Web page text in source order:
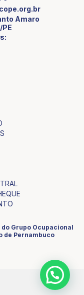
Amaro
do Grupo Ocupacional
de Pernambuco